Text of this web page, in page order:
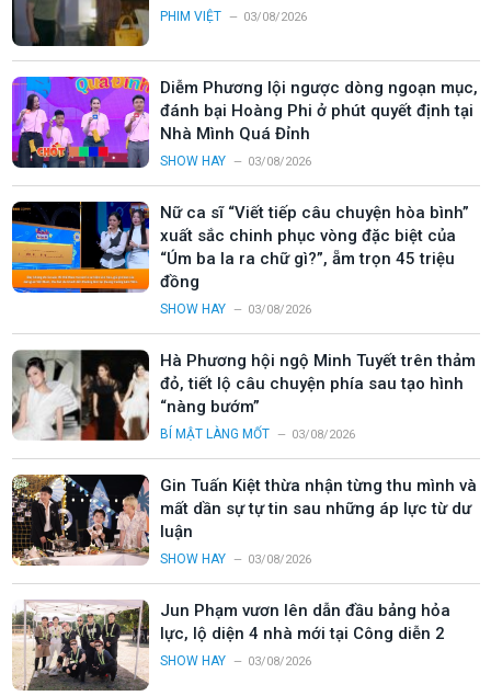
PHIM VIỆT 03/08/2026
Diễm Phương lội ngược dòng ngoạn mục,
đánh bại Hoàng Phi ở phút quyết định tại
Nhà Mình Quá Đỉnh
SHOW HAY 03/08/2026
Nữ ca sĩ “Viết tiếp câu chuyện hòa bình”
xuất sắc chinh phục vòng đặc biệt của
“Úm ba la ra chữ gì?”, ẵm trọn 45 triệu
đồng
SHOW HAY 03/08/2026
Hà Phương hội ngộ Minh Tuyết trên thảm
đỏ, tiết lộ câu chuyện phía sau tạo hình
“nàng bướm”
BÍ MẬT LÀNG MỐT 03/08/2026
Gin Tuấn Kiệt thừa nhận từng thu mình và
mất dần sự tự tin sau những áp lực từ dư
luận
SHOW HAY 03/08/2026
Jun Phạm vươn lên dẫn đầu bảng hỏa
lực, lộ diện 4 nhà mới tại Công diễn 2
SHOW HAY 03/08/2026